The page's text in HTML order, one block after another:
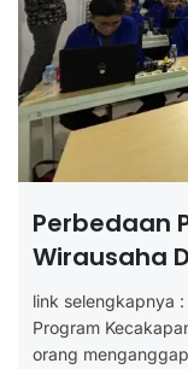
Perbedaan
Wirausaha
link selengkapnya
Program
orang